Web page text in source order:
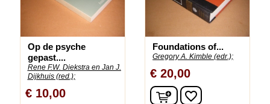
Op de psyche
gepast....
Rene F.W. Diekstra en Jan J.
Dijkhuis (red.);
€ 10,00
Foundations of...
Gregory A. Kimble (edr.);
€ 20,00
In winkelwagen
favorite_border